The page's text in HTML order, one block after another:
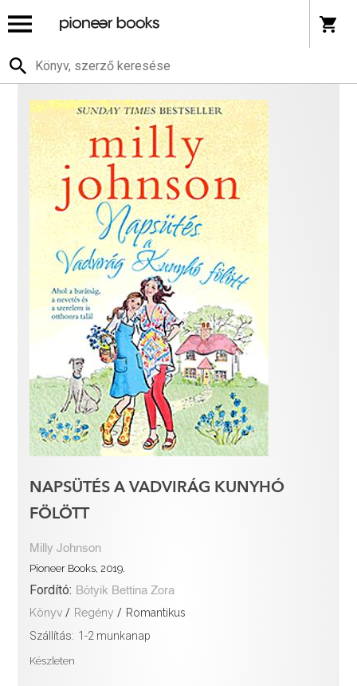
NAPSÜTÉS A VADVIRÁG KUNYHÓ
FÖLÖTT
Milly Johnson
Pioneer Books, 2019.
Fordító: Bótyik Bettina Zora
Könyv / Regény / Romantikus
Szállítás: 1-2 munkanap
Készleten